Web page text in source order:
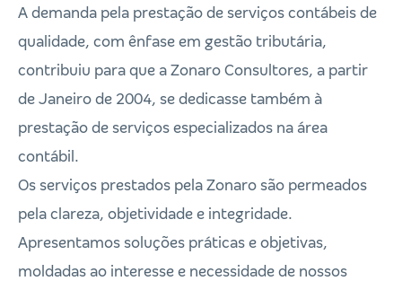
A demanda pela prestação de serviços contábeis de
qualidade, com ênfase em gestão tributária,
contribuiu para que a Zonaro Consultores, a partir
de Janeiro de 2004, se dedicasse também à
prestação de serviços especializados na área
contábil.
Os serviços prestados pela Zonaro são permeados
pela clareza, objetividade e integridade.
Apresentamos soluções práticas e objetivas,
moldadas ao interesse e necessidade de nossos